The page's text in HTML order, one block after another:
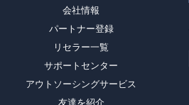
会社情報
パートナー登録
リセラー一覧
サポートセンター
アウトソーシングサービス
友達を紹介